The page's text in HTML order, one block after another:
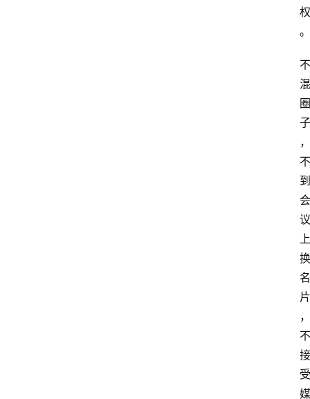
权
。
不
混
圈
子
，
不
到
会
议
上
换
名
片
，
不
接
受
媒